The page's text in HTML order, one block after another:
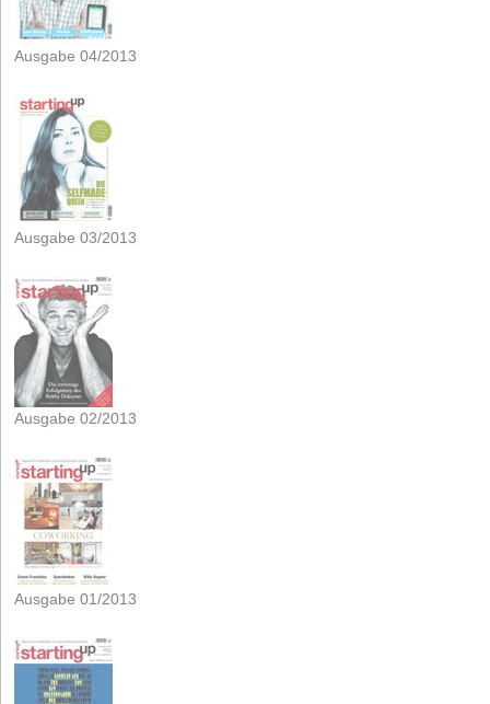
Ausgabe 04/2013
Ausgabe 03/2013
Ausgabe 02/2013
Ausgabe 01/2013